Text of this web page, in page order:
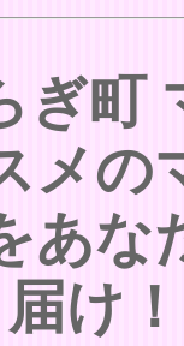
ぎ町
メの
あな
届け！